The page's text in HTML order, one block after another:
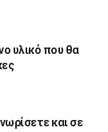
υλικό που θα
και σε